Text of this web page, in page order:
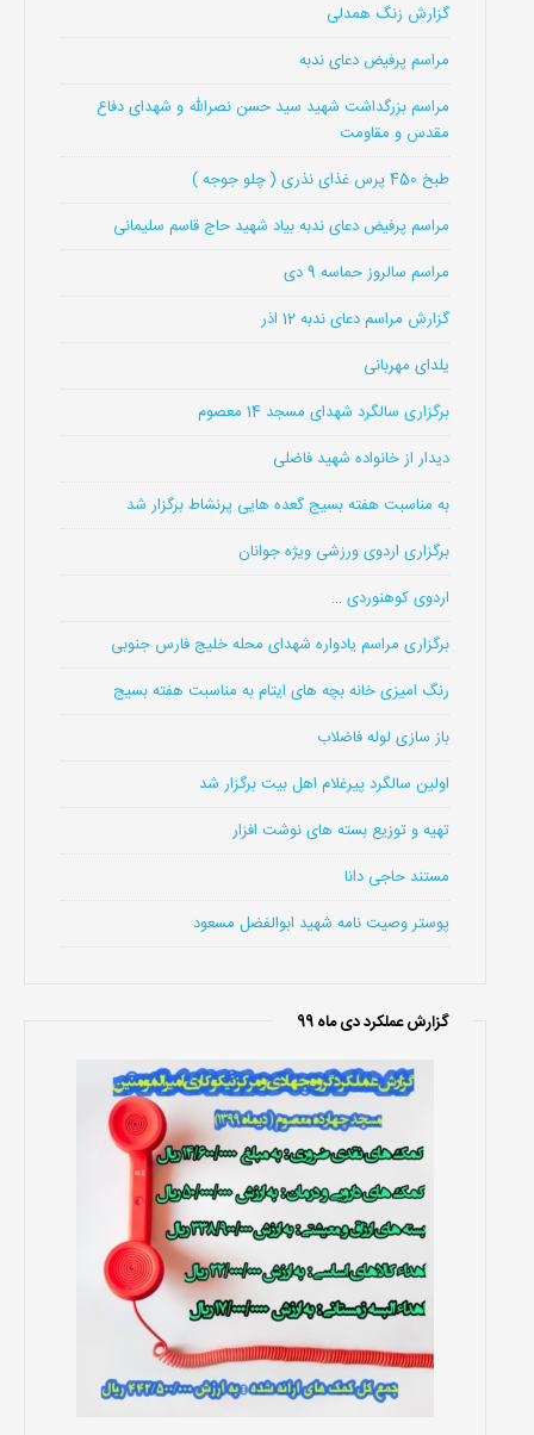
گزارش زنگ همدلی
مراسم پرفیض دعای ندبه
مراسم بزرگداشت شهید سید حسن نصرالله و شهدای دفاع
مقدس و مقاومت
طبخ 450 پرس غذای نذری ( چلو جوجه )
مراسم پرفیض دعای ندبه بیاد شهید حاج قاسم سلیمانی
مراسم سالروز حماسه 9 دی
گزارش مراسم دعای ندبه 12 اذر
یلدای مهربانی
برگزاری سالگرد شهدای مسجد 14 معصوم
دیدار از خانواده شهید فاضلی
به مناسبت هفته بسیج گعده هایی پرنشاط برگزار شد
برگزاری اردوی ورزشی ویژه جوانان
اردوی کوهنوردی …
برگزاری مراسم یادواره شهدای محله خلیج فارس جنوبی
رنگ امیزی خانه بچه های ایتام به مناسبت هفته بسیج
باز سازی لوله فاضلاب
اولین سالگرد پیرغلام اهل بیت برگزار شد
تهیه و توزیع بسته های نوشت افزار
مستند حاجی دانا
پوستر وصیت نامه شهید ابوالفضل مسعود
گزارش عملکرد دی ماه 99